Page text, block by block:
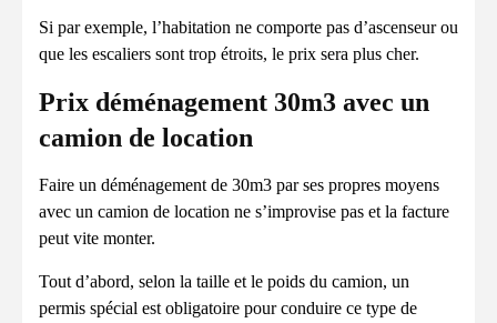
Si par exemple, l’habitation ne comporte pas d’ascenseur ou
que les escaliers sont trop étroits, le prix sera plus cher.
Prix déménagement 30m3 avec un
camion de location
Faire un déménagement de 30m3 par ses propres moyens
avec un camion de location ne s’improvise pas et la facture
peut vite monter.
Tout d’abord, selon la taille et le poids du camion, un
permis spécial est obligatoire pour conduire ce type de